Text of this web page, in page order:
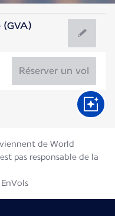
(GVA)
Réserver un vol
de World
pas responsable de la